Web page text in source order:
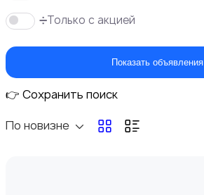
Вакансии
➗Только с акцией
Показать объявления
👉 Сохранить поиск
По новизне